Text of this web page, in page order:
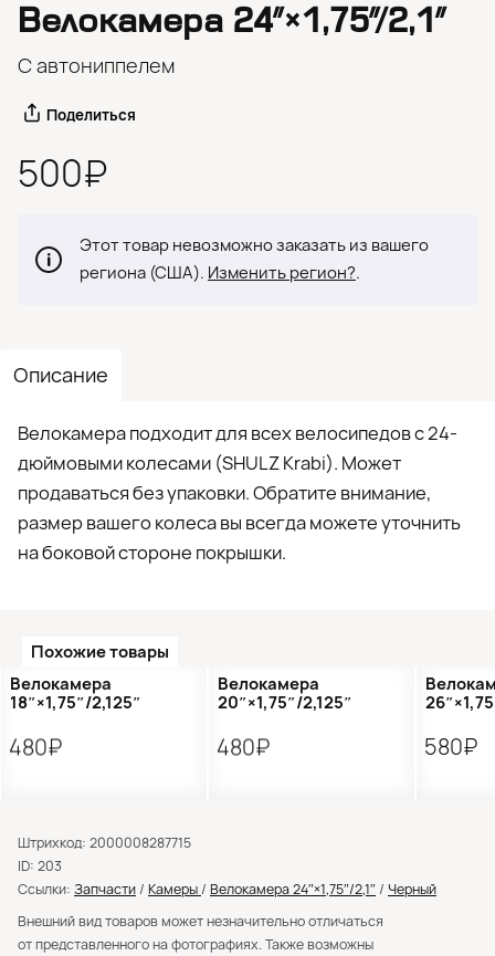
Описание
Велокамера подходит для всех велосипедов с 24-
дюймовыми колесами (SHULZ Krabi). Может
продаваться без упаковки. Обратите внимание,
размер вашего колеса вы всегда можете уточнить
на боковой стороне покрышки.
Похожие товары
Велокамера
18″×1,75″/2,125″
480₽
Велокамера
20″×1,75″/2,125″
480₽ 580₽
Велокамера 24″×1,75″/2,1″
C автониппелем
Поделиться
500₽
Этот товар невозможно заказать из вашего
региона (США). Изменить регион?.
Штрихкод: 2000008287715
ID: 203
Ссылки: Запчасти / Камеры / Велокамера 24″×1,75″/2,1″ / Черный
Внешний вид товаров может незначительно отличаться
от представленного на фотографиях. Также возможны